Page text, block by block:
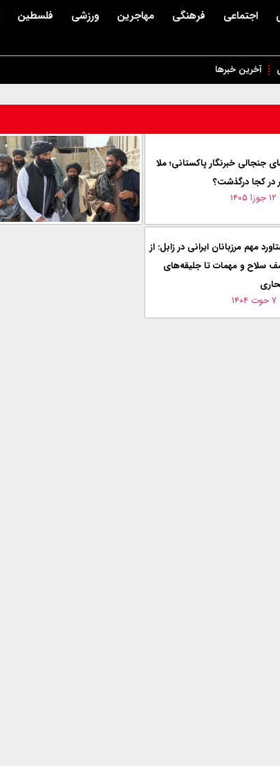
اجتماعی فرهنگی مهاجرین ورزشی فلسطین
آخرین خبرها
جنجالی خبرنگار پاکستانی؛ ملا
در کجا درگذشت؟
۱۲ جوزا ۱۴۰۵
مهم مرزبانان ایرانی در زابل: از
سلاح و مهمات تا جلیقه‌های
۷ حوت ۱۴۰۴